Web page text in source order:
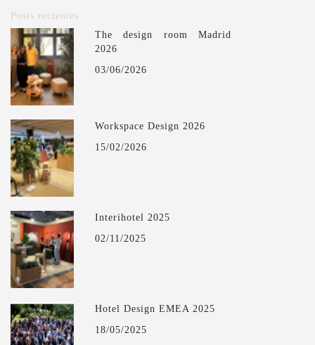
Posts recientes
The design room Madrid
2026
03/06/2026
Workspace Design 2026
15/02/2026
Interihotel 2025
02/11/2025
Hotel Design EMEA 2025
18/05/2025